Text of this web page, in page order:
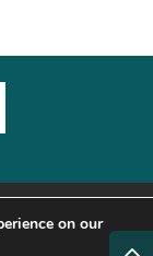
–Cookies
on our